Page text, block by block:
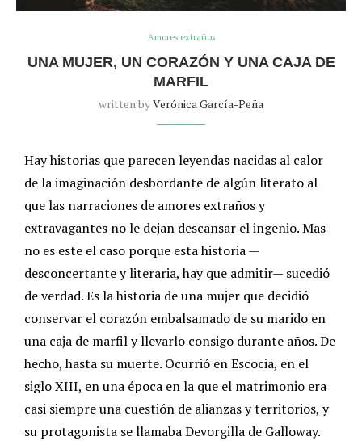
Amores extraños
UNA MUJER, UN CORAZÓN Y UNA CAJA DE
MARFIL
written byVerónica García-Peña
Hay historias que parecen leyendas nacidas al calor
de la imaginación desbordante de algún literato al
que las narraciones de amores extraños y
extravagantes no le dejan descansar el ingenio. Mas
no es este el caso porque esta historia —
desconcertante y literaria, hay que admitir— sucedió
de verdad. Es la historia de una mujer que decidió
conservar el corazón embalsamado de su marido en
una caja de marfil y llevarlo consigo durante años. De
hecho, hasta su muerte. Ocurrió en Escocia, en el
siglo XIII, en una época en la que el matrimonio era
casi siempre una cuestión de alianzas y territorios, y
su protagonista se llamaba Devorgilla de Galloway.